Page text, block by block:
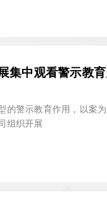
集中观看警示教
的警示教育作用，以案
组织开展